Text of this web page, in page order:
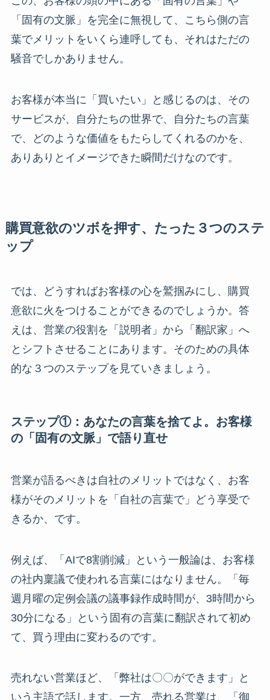
「固有の文脈」を完全に無視して、こちら側の言
葉でメリットをいくら連呼しても、それはただの
騒音でしかありません。
お客様が本当に「買いたい」と感じるのは、その
サービスが、自分たちの世界で、自分たちの言葉
で、どのような価値をもたらしてくれるのかを、
ありありとイメージできた瞬間だけなのです。
購買意欲のツボを押す、たった３つのステ
ップ
では、どうすればお客様の心を鷲掴みにし、購買
意欲に火をつけることができるのでしょうか。答
えは、営業の役割を「説明者」から「翻訳家」へ
とシフトさせることにあります。そのための具体
的な３つのステップを見ていきましょう。
ステップ①：あなたの言葉を捨てよ。お客様
の「固有の文脈」で語り直せ
営業が語るべきは自社のメリットではなく、お客
様がそのメリットを「自社の言葉で」どう享受で
きるか、です。
例えば、「AIで8割削減」という一般論は、お客様
の社内稟議で使われる言葉にはなりません。「毎
週月曜の定例会議の議事録作成時間が、3時間から
30分になる」という固有の言葉に翻訳されて初め
て、買う理由に変わるのです。
売れない営業ほど、「弊社は〇〇ができます」と
いう主語で話します。一方、売れる営業は、「御